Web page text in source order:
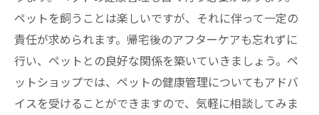
ペットを飼うことは楽しいですが、それに伴って一定の
責任が求められます。帰宅後のアフターケアも忘れずに
行い、ペットとの良好な関係を築いていきましょう。ペ
ットショップでは、ペットの健康管理についてもアドバ
イスを受けることができますので、気軽に相談してみま